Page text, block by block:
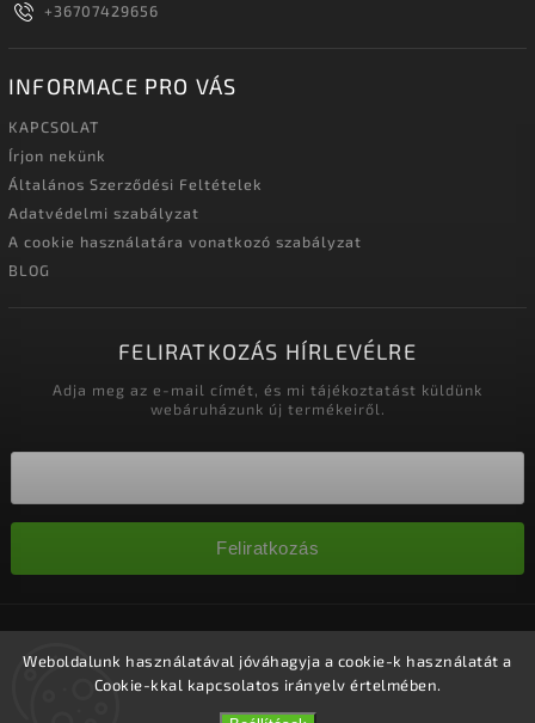
Weboldalunk használatával jóváhagyja a cookie-k használatát a
Cookie-kkal kapcsolatos irányelv értelmében.
+36707429656
INFORMACE PRO VÁS
KAPCSOLAT
Írjon nekünk
Általános Szerződési Feltételek
Adatvédelmi szabályzat
A cookie használatára vonatkozó szabályzat
BLOG
FELIRATKOZÁS HÍRLEVÉLRE
Adja meg az e-mail címét, és mi tájékoztatást küldünk
webáruházunk új termékeiről.
Feliratkozás
fenntartva.
Süti beállítások szerkesztése
Shoptet| DesignShoptak.cz.